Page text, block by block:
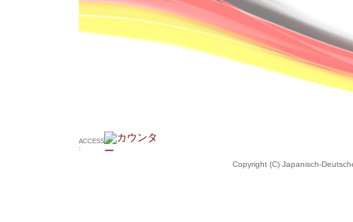
ACCESS
:
Copyright (C) Japanisch-